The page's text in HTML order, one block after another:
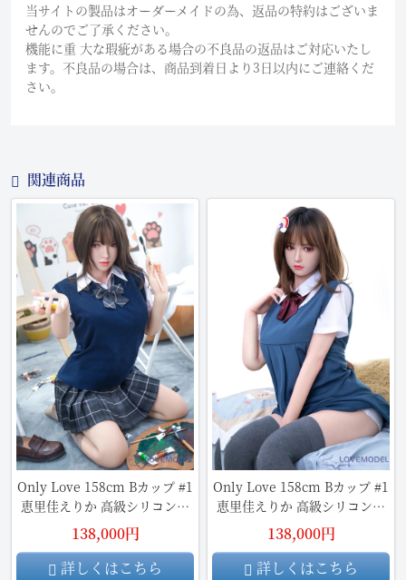
当サイトの製品はオーダーメイドの為、返品の特約はございま
せんのでご了承ください。
機能に重 大な瑕疵がある場合の不良品の返品はご対応いたし
ます。不良品の場合は、商品到着日より3日以内にご連絡くだ
さい。
関連商品
Only Love 158cm Bカップ #1
恵里佳えりか 高級シリコン頭
部+TPE材質ボディ
138,000円
詳しくはこちら
Only Love 158cm Bカップ #1
恵里佳えりか 高級シリコン頭
部+TPE材質ボディ 身長など選
べる
138,000円
詳しくはこちら